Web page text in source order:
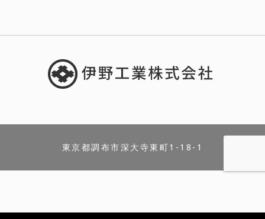
東京都調布市深大寺東町1-18-1